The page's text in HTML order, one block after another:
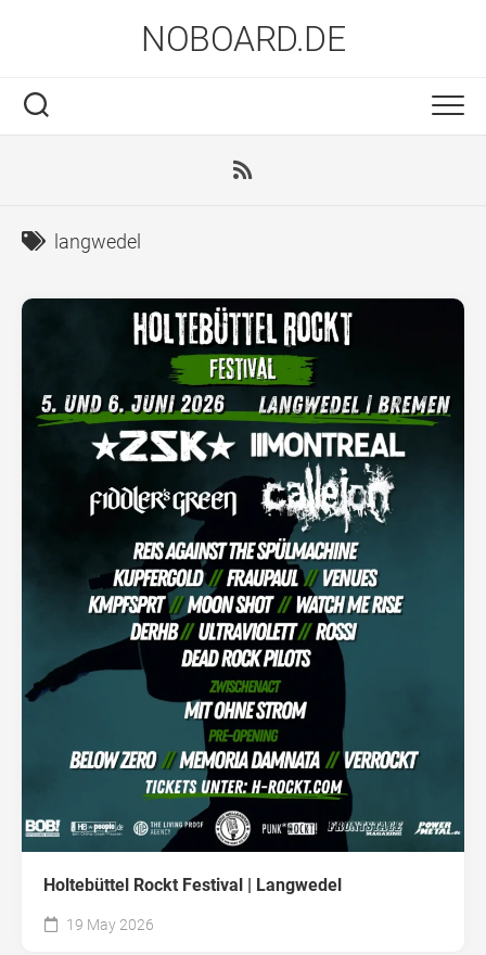
NOBOARD.DE
langwedel
Holtebüttel Rockt Festival | Langwedel
19 May 2026